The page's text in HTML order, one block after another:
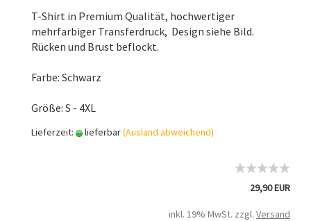
T-Shirt in Premium Qualität, hochwertiger
mehrfarbiger Transferdruck, Design siehe Bild.
Rücken und Brust beflockt.
Farbe: Schwarz
Größe: S - 4XL
Lieferzeit: lieferbar(Ausland abweichend)
29,90 EUR
inkl. 19% MwSt. zzgl. Versand